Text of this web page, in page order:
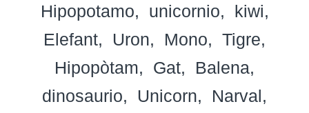
Hipopotamo
unicornio
kiwi
Elefant
Uron Mono
Tigre
Hipopòtam
Gat
Balena
dinosaurio
Unicorn
Narval